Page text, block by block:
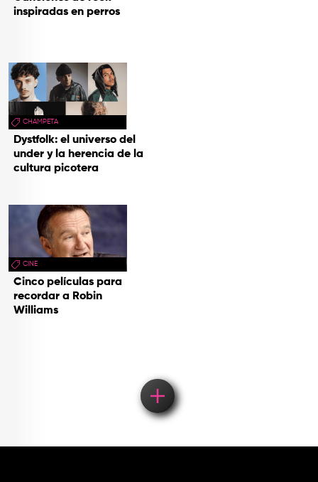
inspiradas en perros
CHAMPETA
Dystfolk: el universo del
under y la herencia de la
cultura picotera
CINE
Cinco películas para
recordar a Robin
Williams